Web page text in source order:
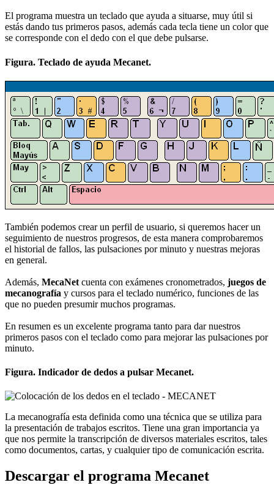
El programa muestra un teclado que ayuda a situarse, muy útil si
estás dando tus primeros pasos, además cada tecla tiene un color que
se corresponde con el dedo con el que debe pulsarse.
Figura. Teclado de ayuda Mecanet.
También podemos crear un perfil de usuario, si queremos hacer un
seguimiento de nuestros progresos, de esta manera comprobaremos
el historial de fallos, las pulsaciones por minuto y nuestras mejoras
en general.
Además, MecaNet cuenta con exámenes cronometrados, juegos de
mecanografía y cursos para el teclado numérico, funciones de las
que no pueden presumir muchos programas.
En resumen es un excelente programa tanto para dar nuestros
primeros pasos con el teclado como para mejorar las pulsaciones por
minuto.
Figura. Indicador de dedos a pulsar Mecanet.
La mecanografía esta definida como una técnica que se utiliza para
la presentación de trabajos escritos. Tiene una gran importancia ya
que nos permite la transcripción de diversos materiales escritos, tales
como documentos, cartas, y cualquier tipo de comunicación escrita.
Descargar el programa Mecanet